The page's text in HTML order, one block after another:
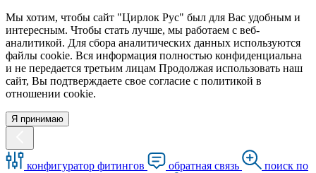
Мы хотим, чтобы сайт "Цирлок Рус" был для Вас удобным и
интересным. Чтобы стать лучше, мы работаем с веб-
аналитикой. Для сбора аналитических данных используются
файлы cookie. Вся информация полностью конфиденциальна
и не передается третьим лицам Продолжая использовать наш
сайт, Вы подтверждаете свое согласие с политикой в
отношении cookie.
Я принимаю
конфигуратор фитингов обратная связь
поиск по